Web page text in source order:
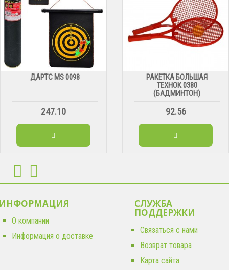
ДАРТС МS 0098
247.10
РАКЕТКА БОЛЬШАЯ
ТЕХНОК 0380
(БАДМИНТОН)
92.56
О компании
Информация о доставке
СЛУЖБА
ПОДДЕРЖКИ
Связаться с нами
Возврат товара
Карта сайта